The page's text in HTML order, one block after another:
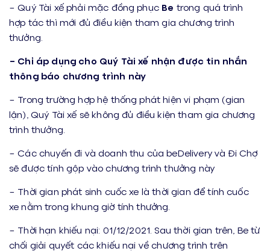
– Quý Tài xế phải mặc đồng phục Be trong quá trình
hợp tác thì mới đủ điều kiện tham gia chương trình
thưởng.
– Chỉ áp dụng cho Quý Tài xế nhận được tin nhắn
thông báo chương trình này
– Trong trường hợp hệ thống phát hiện vi phạm (gian
lận), Quý Tài xế sẽ không đủ điều kiện tham gia chương
trình thưởng.
– Các chuyến đi và doanh thu của beDelivery và Đi Chợ
sẽ được tính gộp vào chương trình thưởng này
– Thời gian phát sinh cuốc xe là thời gian để tính cuốc
xe nằm trong khung giờ tính thưởng.
– Thời hạn khiếu nại: 01/12/2021. Sau thời gian trên, Be từ
chối giải quyết các khiếu nại về chương trình trên